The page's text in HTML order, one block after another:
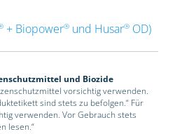
+ Biopower®und Husar®OD)
und Biozide
vorsichtig verwenden.
sind stets zu befolgen.“ Für
verwenden. Vor Gebrauch stets
lesen.“